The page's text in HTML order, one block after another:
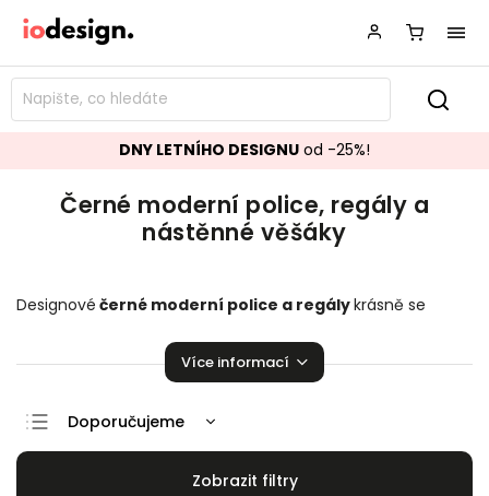
DNY LETNÍHO DESIGNU od -25%!
Černé moderní police, regály a
nástěnné věšáky
Designové černé moderní police a regálykrásně se
nástěnné věšáky
které zaručeně rozzáří vaší
Více informací
Doporučujeme
Nejlevnější